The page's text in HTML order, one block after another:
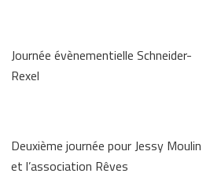
Journée évènementielle Schneider-
Rexel
Deuxième journée pour Jessy Moulin
et l’association Rêves